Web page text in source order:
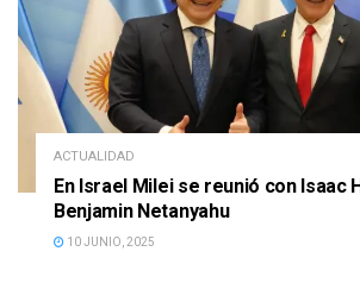
ACTUALIDAD
En Israel Milei se reunió con Isaac
Benjamin Netanyahu
10 JUNIO, 2025